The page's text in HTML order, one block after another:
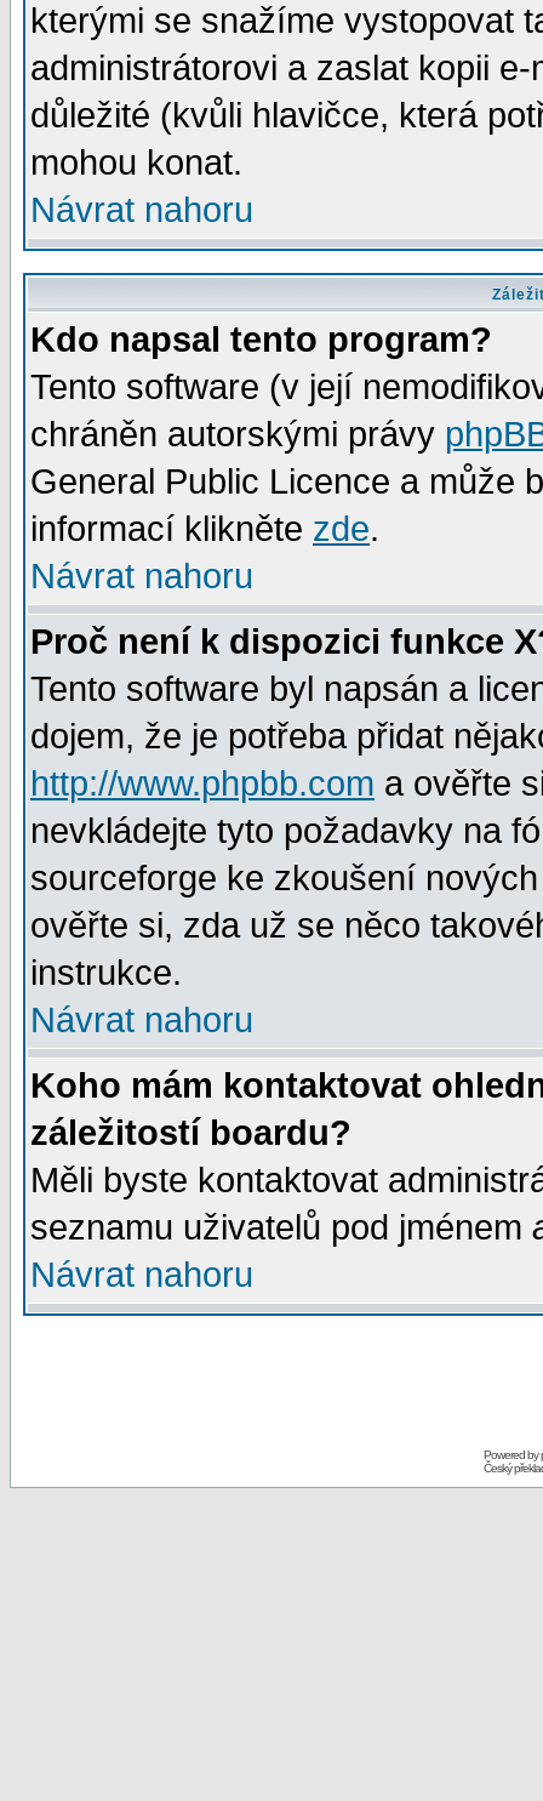
kterými se snažíme vystopovat
administrátorovi a zaslat kopii
důležité (kvůli hlavičce, která
mohou konat.
Návrat nahoru
Kdo napsal tento program?
Tento software (v její
chráněn autorskými právy
General Public Licence a může
informací klikněte zde.
Návrat nahoru
Proč není k dispozici funkce
Tento software byl napsán a
dojem, že je potřeba přidat
http://www.phpbb.com a ověřte
nevkládejte tyto požadavky na
sourceforge ke zkoušení
ověřte si, zda už se něco
instrukce.
Návrat nahoru
Koho mám kontaktovat
záležitostí boardu?
Měli byste kontaktovat
seznamu uživatelů pod jménem
Návrat nahoru
Powered by
Český